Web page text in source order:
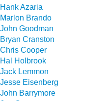
Hank Azaria
Marlon Brando
John Goodman
Bryan Cranston
Chris Cooper
Hal Holbrook
Jack Lemmon
Jesse Eisenberg
John Barrymore